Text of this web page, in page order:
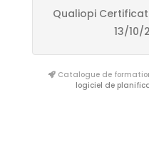
Qualiopi Certificat
13/10/
Catalogue de
logiciel de